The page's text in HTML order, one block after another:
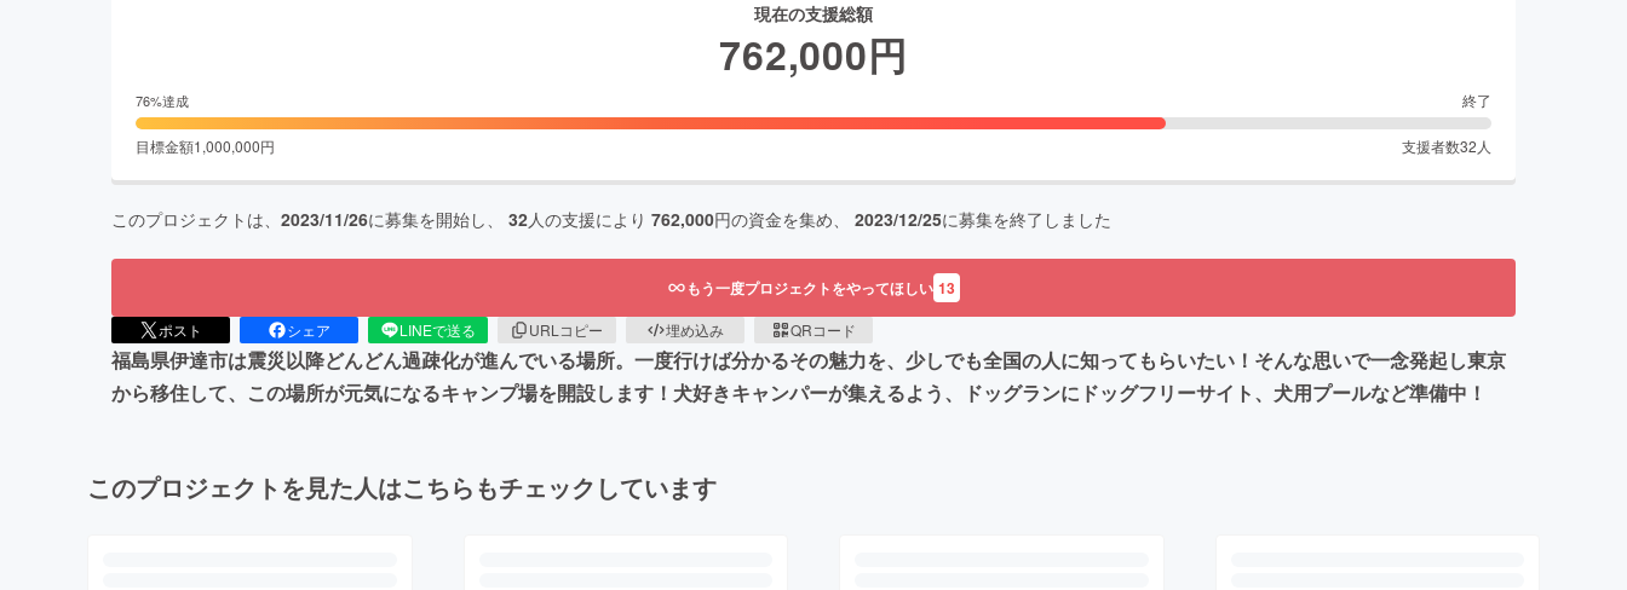
現在の支援総額
762,000円
76%達成 終了
目標金額1,000,000円 支援者数32 人
このプロジェクトは、 2023/11/26に募集を開始し、 32人の支援により 762,000円の資金を集め、 2023/12/25に募集を終了しました
もう一度プロジェクトをやってほしい 13
ポスト シェア LINEで送る URLコピー 埋め込み QRコード
福島県伊達市は震災以降どんどん過疎化が進んでいる場所。一度行けば分かるその魅力を、少しでも全国の人に知ってもらいたい！そんな思いで一念発起し東京
から移住して、この場所が元気になるキャンプ場を開設します！犬好きキャンパーが集えるよう、ドッグランにドッグフリーサイト、犬用プールなど準備中！
このプロジェクトを見た人はこちらもチェックしています